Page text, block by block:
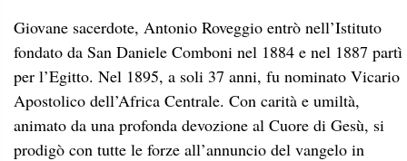
Giovane sacerdote, Antonio Roveggio entrò nell’Istituto
fondato da San Daniele Comboni nel 1884 e nel 1887 partì
per l’Egitto. Nel 1895, a soli 37 anni, fu nominato Vicario
Apostolico dell’Africa Centrale. Con carità e umiltà,
animato da una profonda devozione al Cuore di Gesù, si
prodigò con tutte le forze all’annuncio del vangelo in